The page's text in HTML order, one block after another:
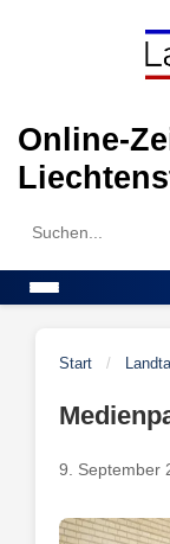
Online-
Search
Start /
9. September